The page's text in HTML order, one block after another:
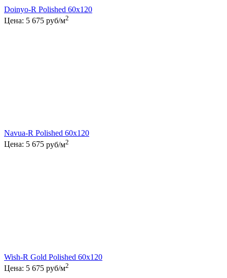
Doinyo-R Polished 60x120
Цена: 5 675 руб/м2
Navua-R Polished 60x120
Цена: 5 675 руб/м2
Wish-R Gold Polished 60x120
Цена: 5 675 руб/м2